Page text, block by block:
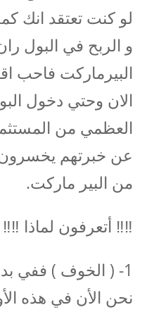
‏لو كنت تعتقد انك
و الربح في البول
البيرماركت فاحب
الان وحتي دخول
العظمي من
عن خبرتهم يخسرون
من البير ماركت.
‼️‼️ أتعرفون لماذا ‼️‼️
‏1- ( الخوف ) ففي
نحن الأن في هذه